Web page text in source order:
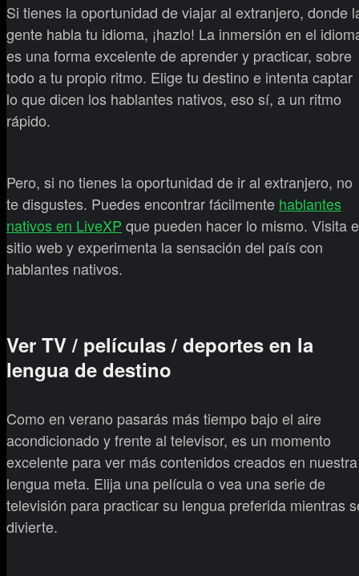
Si tienes la oportunidad de viajar al extranjero, donde
gente habla tu idioma, ¡hazlo! La inmersión en el
es una forma excelente de aprender y practicar, sobre
todo a tu propio ritmo. Elige tu destino e intenta captar
lo que dicen los hablantes nativos, eso sí, a un ritmo
rápido.
Pero, si no tienes la oportunidad de ir al extranjero, no
te disgustes. Puedes encontrar fácilmente hablantes
nativos en LiveXP que pueden hacer lo mismo. Visita
sitio web y experimenta la sensación del país con
hablantes nativos.
Ver TV / películas / deportes en la
lengua de destino
Como en verano pasarás más tiempo bajo el aire
acondicionado y frente al televisor, es un momento
excelente para ver más contenidos creados en nuestra
lengua meta. Elija una película o vea una serie de
televisión para practicar su lengua preferida mientras
divierte.